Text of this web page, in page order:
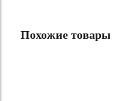
Похожие товары